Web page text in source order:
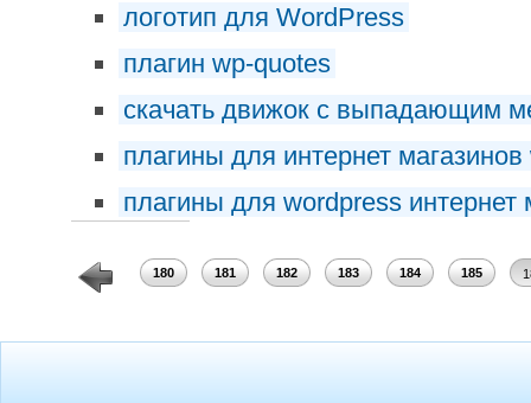
логотип для WordPress
плагин wp-quotes
скачать движок с выпадающим
плагины для интернет
плагины для wordpress интернет
179 180 181 182 183 184 185